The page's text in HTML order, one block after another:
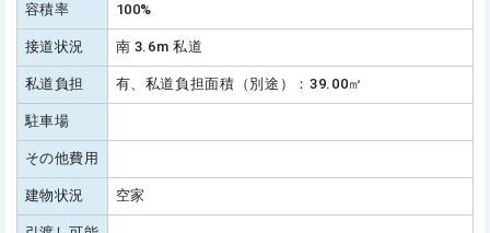
容積率 100%
接道状況 南 3.6m 私道
私道負担 有、私道負担面積（別途）：39.00㎡
駐車場
その他費用
建物状況 空家